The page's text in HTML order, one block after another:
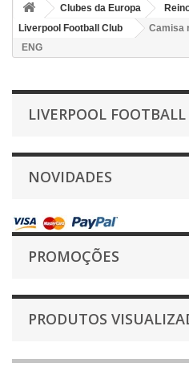
Clubes da Europa
Liverpool Football Club
Camisa
ENG
LIVERPOOL
NOVIDADES
PROMOÇÕES
PRODUTOS